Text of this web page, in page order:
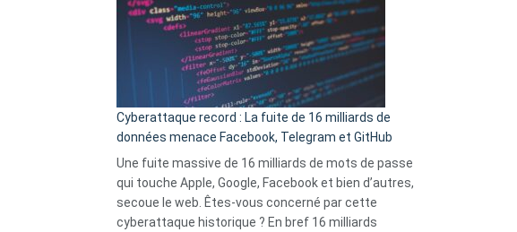
secondes
:
Le
Wrapped
Party
pour
comparer
vos
goûts
musicaux
avec
9
Cyberattaque record : La fuite de 16 milliards de
données menace Facebook, Telegram et GitHub
Une fuite massive de 16 milliards de mots de passe
qui touche Apple, Google, Facebook et bien d’autres,
secoue le web. Êtes-vous concerné par cette
cyberattaque historique ? En bref 16 milliards